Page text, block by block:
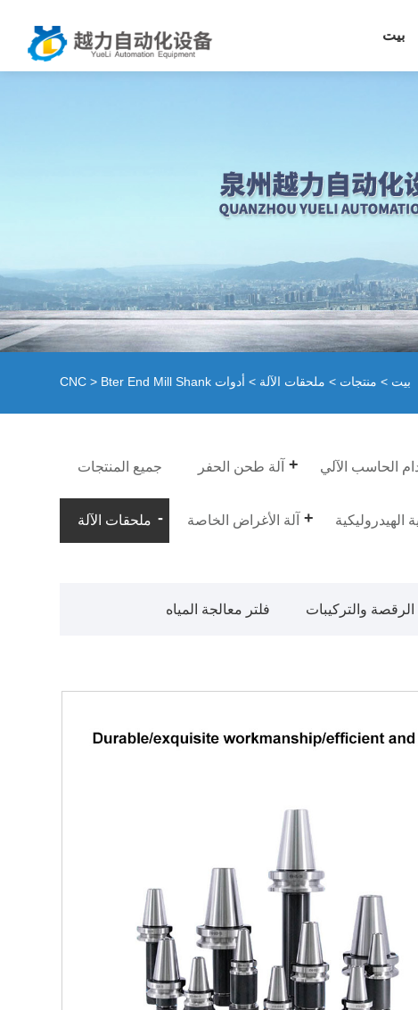
بيت
بيت > منتجات > ملحقات الآلة > أدوات CNC > Bter End Mill Shank
جميع المنتجات آلة طحن الحفر الحاسب الآلي
ملحقات الآلة آلة الأغراض الخاصة الهيدروليكية
الرقصة والتركيبات فلتر معالجة المياه